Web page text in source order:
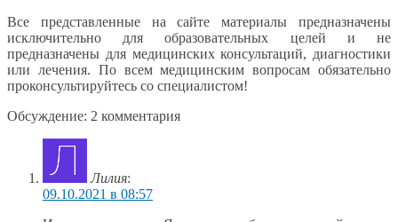
Все представленные на сайте материалы предназначены
исключительно для образовательных целей и не
предназначены для медицинских консультаций, диагностики
или лечения. По всем медицинским вопросам обязательно
проконсультируйтесь со специалистом!
Обсуждение: 2 комментария
Лилия:
09.10.2021 в 08:57